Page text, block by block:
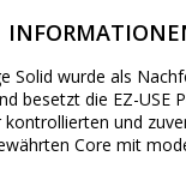
Solid wurde als
besetzt die EZ-USE
und
Core mit